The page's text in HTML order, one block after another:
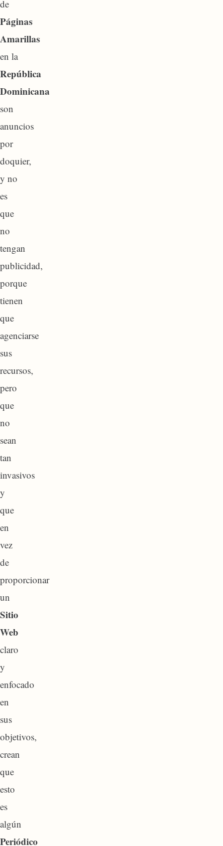
de
Páginas
Amarillas
en la
República
Dominicana
son
anuncios
por
doquier,
y no
es
que
no
tengan
publicidad,
porque
tienen
que
agenciarse
sus
recursos,
pero
que
no
sean
tan
invasivos
y
que
en
vez
de
proporcionar
un
Sitio
Web
claro
y
enfocado
en
sus
objetivos,
crean
que
esto
es
algún
Periódico